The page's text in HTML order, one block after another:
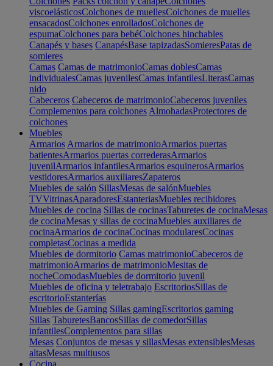
viscoelásticosColchones de muellesColchones de muelles
ensacadosColchones enrolladosColchones de
espumaColchones para bebéColchones hinchables
Canapés y bases CanapésBase tapizadasSomieresPatas de
somieres
Camas Camas de matrimonioCamas doblesCamas
individualesCamas juvenilesCamas infantilesLiterasCamas
nido
Cabeceros Cabeceros de matrimonioCabeceros juveniles
Complementos para colchones AlmohadasProtectores de
colchones
Muebles
Armarios Armarios de matrimonioArmarios puertas
batientesArmarios puertas correderasArmarios
juvenilArmarios infantilesArmarios esquinerosArmarios
vestidoresArmarios auxiliaresZapateros
Muebles de salón SillasMesas de salónMuebles
TVVitrinasAparadoresEstanteriasMuebles recibidores
Muebles de cocina Sillas de cocinasTaburetes de cocinaMesas
de cocinaMesas y sillas de cocinaMuebles auxiliares de
cocinaArmarios de cocinaCocinas modularesCocinas
completasCocinas a medida
Muebles de dormitorio Camas matrimonioCabeceros de
matrimonioArmarios de matrimonioMesitas de
nocheComodasMuebles de dormitorio juvenil
Muebles de oficina y teletrabajo EscritoriosSillas de
escritorioEstanterías
Muebles de Gaming Sillas gamingEscritorios gaming
Sillas TaburetesBancosSillas de comedorSillas
infantilesComplementos para sillas
Mesas Conjuntos de mesas y sillasMesas extensiblesMesas
altasMesas multiusos
Cocina